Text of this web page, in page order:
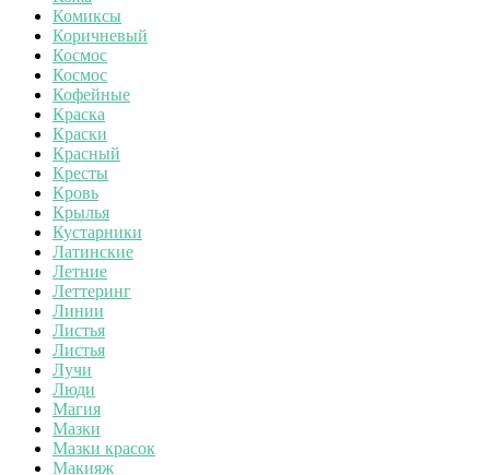
Комиксы
Коричневый
Космос
Космос
Кофейные
Краска
Краски
Красный
Кресты
Кровь
Крылья
Кустарники
Латинские
Летние
Леттеринг
Линии
Листья
Листья
Лучи
Люди
Магия
Мазки
Мазки красок
Макияж